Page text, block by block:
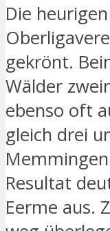
Die
gekrönt.
Wälder
ebenso oft
gleich drei
Resultat
Eerme aus.